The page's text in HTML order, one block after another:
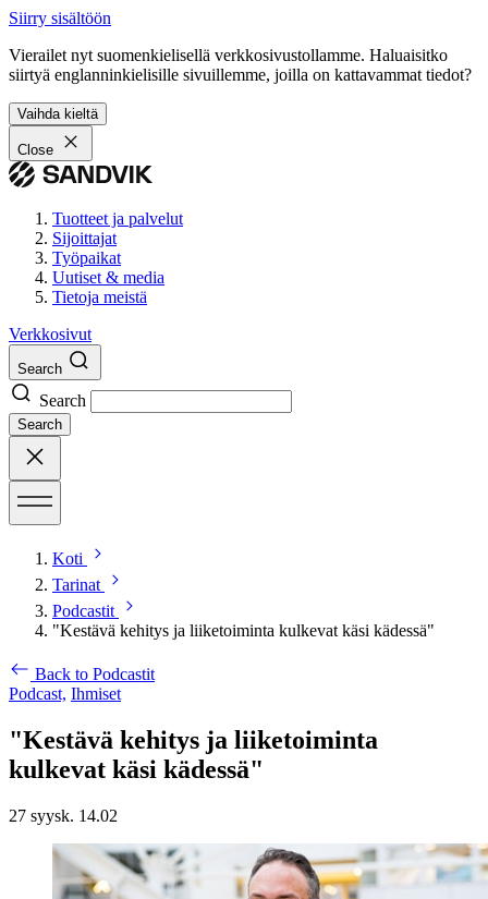
Siirry sisältöön
Vierailet nyt suomenkielisellä verkkosivustollamme. Haluaisitko
siirtyä englanninkielisille sivuillemme, joilla on kattavammat tiedot?
Vaihda kieltä
Close
Tuotteet ja palvelut
Sijoittajat
Työpaikat
Uutiset & media
Tietoja meistä
Verkkosivut
Search
Search
Search
Koti
Tarinat
Podcastit
"Kestävä kehitys ja liiketoiminta kulkevat käsi kädessä"
Back to Podcastit
Podcast, Ihmiset
"Kestävä kehitys ja liiketoiminta
kulkevat käsi kädessä"
27 syysk. 14.02